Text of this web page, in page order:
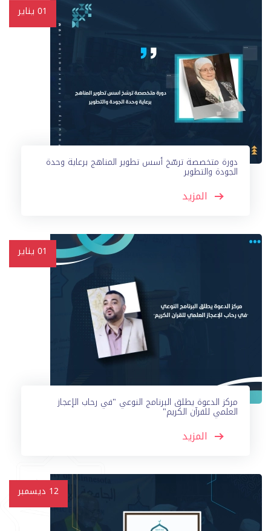
01 يناير
دورة متخصصة ترسّخ أسس تطوير المناهج برعاية وحدة
الجودة والتطوير
المزيد
01 يناير
مركز الدعوة يطلق البرنامج النوعي "في رحاب الإعجاز
العلمي للقرآن الكريم"
المزيد
12 ديسمبر